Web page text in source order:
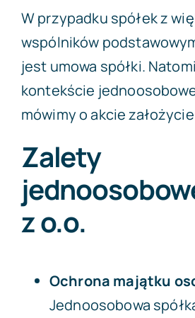
W przypadku spółek z
wspólników
jest umowa spółki.
kontekście
mówimy o akcie
Zalety
z o.o.
Ochrona majątku
Jednoosobowa